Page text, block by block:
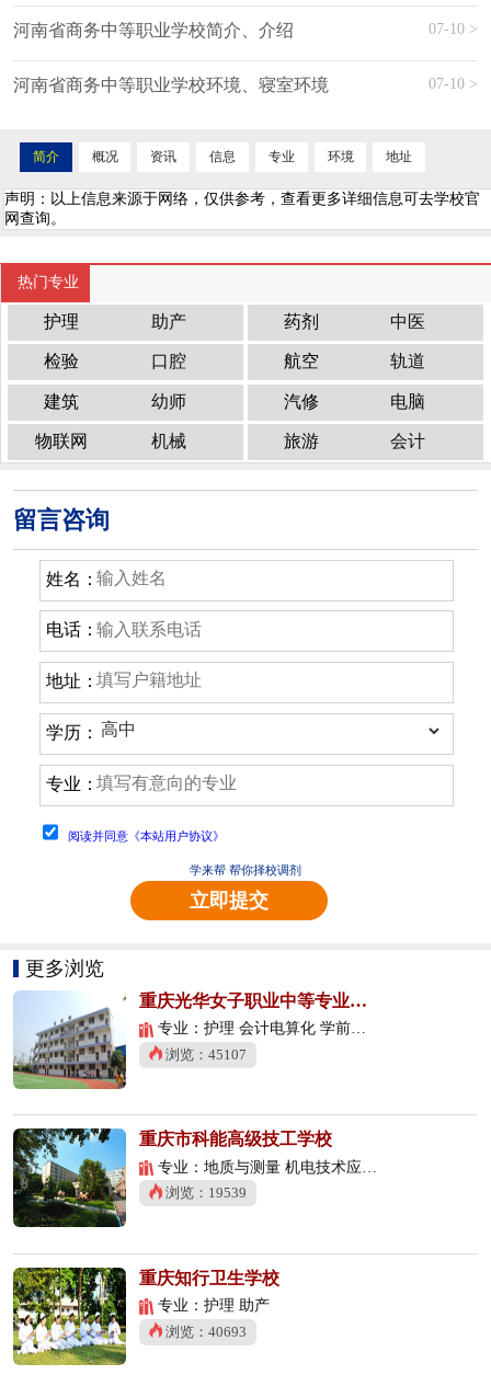
河南省商务中等职业学校简介、介绍 07-10 >
河南省商务中等职业学校环境、寝室环境 07-10 >
简介 概况 资讯 信息 专业 环境 地址
声明：以上信息来源于网络，仅供参考，查看更多详细信息可去学校官
网查询。
热门专业
护理 助产 药剂 中医
检验 口腔 航空 轨道
建筑 幼师 汽修 电脑
物联网 机械 旅游 会计
留言咨询
姓名：
电话：
地址：
学历：
专业：
阅读并同意《本站用户协议》
学来帮 帮你择校调剂
立即提交
更多浏览
重庆光华女子职业中等专业学校
专业：护理 会计电算化 学前教育
浏览：45107
重庆市科能高级技工学校
专业：地质与测量 机电技术应用 数控技术应用
浏览：19539
重庆知行卫生学校
专业：护理 助产
浏览：40693